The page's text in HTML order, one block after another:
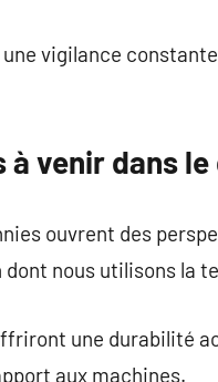
vigilance
à venir dans
ouvrent des
nous utilisons la
une durabilité
aux machines.